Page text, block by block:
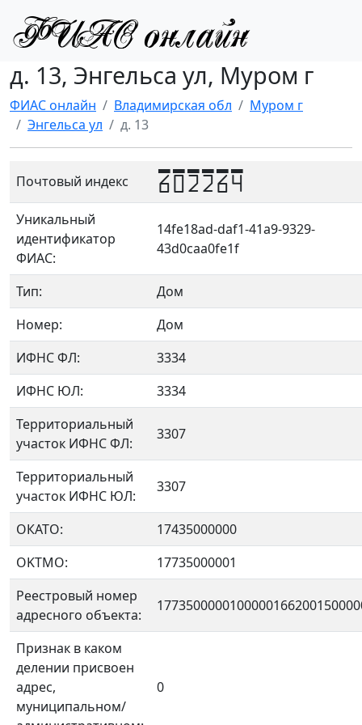
д. 13, Энгельса ул, Муром г
ФИАС онлайн Владимирская обл
Муром г
Энгельса ул
д. 13
Почтовый индекс 602264
Уникальный
идентификатор
ФИАС:
14fe18ad-daf1-41a9-9329-
43d0caa0fe1f
Тип:
Дом
Номер:
Дом
ИФНС ФЛ:
3334
ИФНС ЮЛ:
3334
Территориальный
участок ИФНС ФЛ:
3307
Территориальный
участок ИФНС ЮЛ:
3307
ОКАТО:
17435000000
OKTMO:
17735000001
Реестровый номер
адресного объекта:
Признак в каком
делении присвоен
адрес,
муниципальном/
0